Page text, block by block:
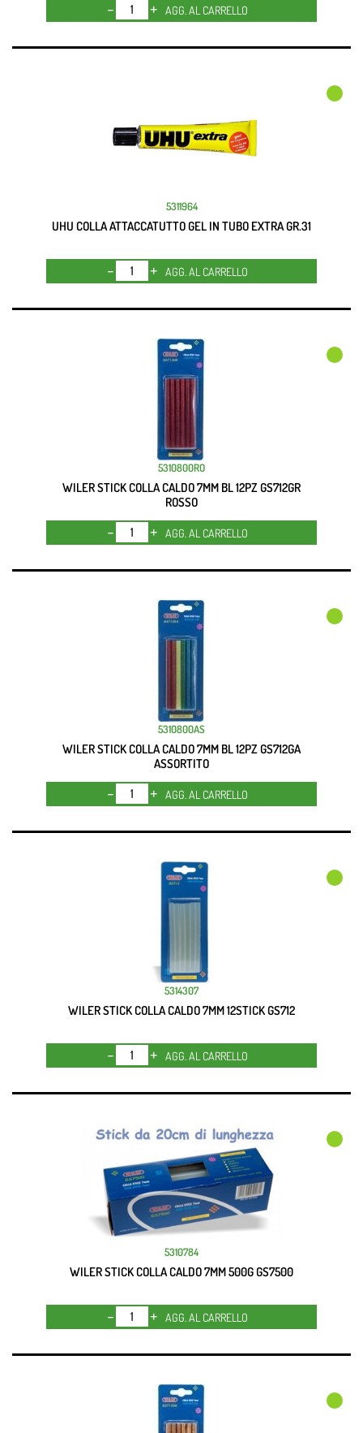
Quantità
AGG. AL CARRELLO
5311964
UHU COLLA ATTACCATUTTO GEL IN TUBO EXTRA GR.31
Quantità
AGG. AL CARRELLO
5310800RO
WILER STICK COLLA CALDO 7MM BL 12PZ GS712GR
ROSSO
Quantità
AGG. AL CARRELLO
5310800AS
WILER STICK COLLA CALDO 7MM BL 12PZ GS712GA
ASSORTITO
Quantità
AGG. AL CARRELLO
5314307
WILER STICK COLLA CALDO 7MM 12STICK GS712
Quantità
AGG. AL CARRELLO
5310784
WILER STICK COLLA CALDO 7MM 500G GS7500
Quantità
AGG. AL CARRELLO